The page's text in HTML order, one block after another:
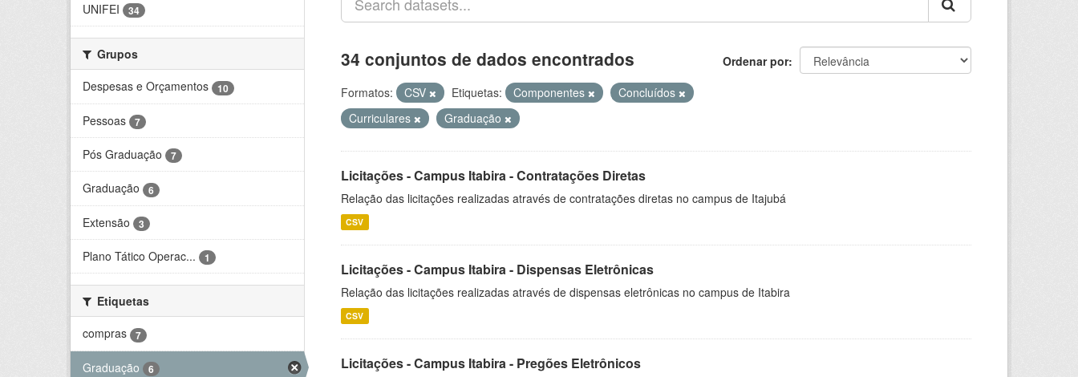
UNIFEI
34
Grupos
Despesas e Orçamentos
10
Pessoas 7
Pós Graduação 7
Graduação 6
Extensão 3
Plano Tático Operac... 1
Etiquetas
compras
7
Graduação 6
Ordenar por
34 conjuntos de dados encontrados
Formatos: CSV Etiquetas: Componentes
Concluídos
Curriculares
Graduação
Licitações - Campus Itabira - Contratações Diretas
Relação das licitações realizadas através de contratações diretas no campus de Itajubá
CSV
Licitações - Campus Itabira - Dispensas Eletrônicas
Relação das licitações realizadas através de dispensas eletrônicas no campus de Itabira
CSV
Licitações - Campus Itabira - Pregões Eletrônicos